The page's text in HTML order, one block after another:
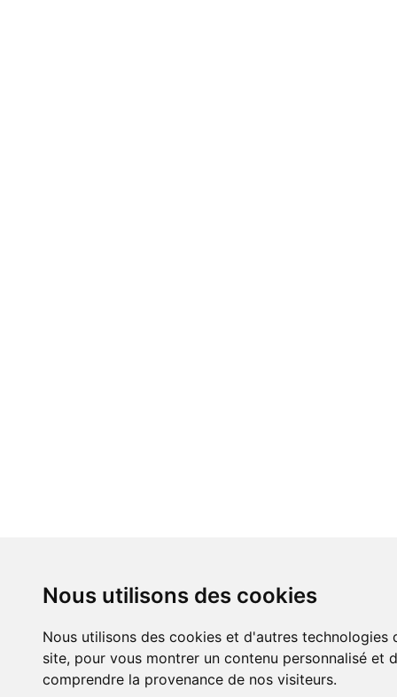
Nous utilisons des cookies
Nous utilisons des cookies et d'autres
site, pour vous montrer un contenu personnalisé
comprendre la provenance de nos visiteurs.